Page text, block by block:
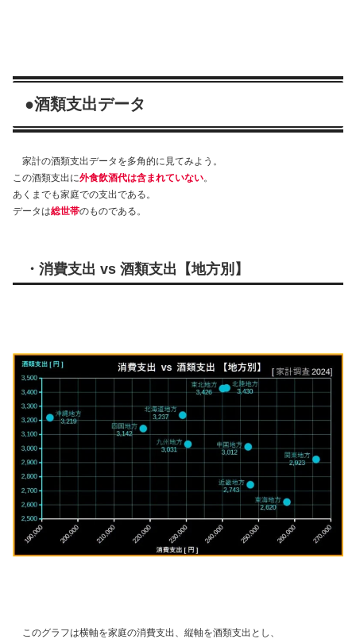
●酒類支出データ
家計の酒類支出データを多角的に見てみよう。
この酒類支出に外食飲酒代は含まれていない。
あくまでも家庭での支出である。
データは総世帯のものである。
・消費支出 vs 酒類支出【地方別】
このグラフは横軸を家庭の消費支出、縦軸を酒類支出とし、